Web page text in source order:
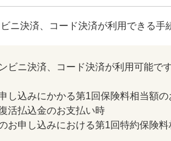
ニ決済、コード決済が利用できる手
ビニ決済、コード決済が利用可能です
し込みにかかる第1回保険料相当額
活払込金のお支払い時
お申し込みにおける第1回特約保険